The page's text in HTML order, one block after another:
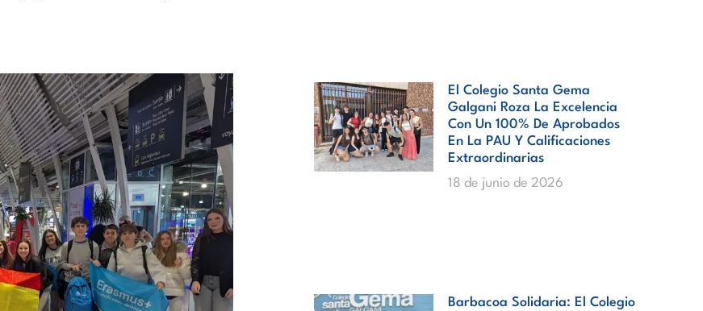
El Colegio Santa Gema
Galgani Roza La Excelencia
Con Un 100% De Aprobados
En La PAU Y Calificaciones
Extraordinarias
18 de junio de 2026
Barbacoa Solidaria: El Colegio